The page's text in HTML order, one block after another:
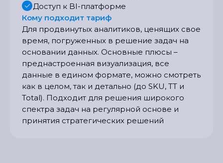
Доступ к BI-платформе
Кому подходит тариф
Для продвинутых аналитиков, ценящих свое
время, погруженных в решение задач на
основании данных. Основные плюсы –
преднастроенная визуализация, все
данные в едином формате, можно смотреть
как в целом, так и детально (до SKU, TT и
Total). Подходит для решения широкого
спектра задач на регулярной основе и
принятия стратегических решений